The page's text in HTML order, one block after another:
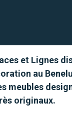
et Lignes
au
meubles
originaux.